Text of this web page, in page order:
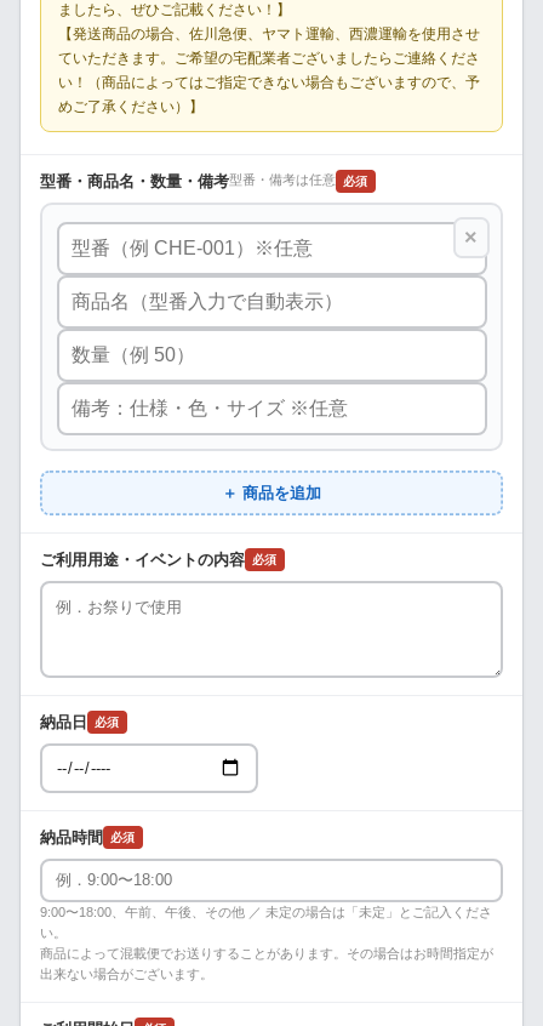
ましたら、ぜひご記載ください！】
【発送商品の場合、佐川急便、ヤマト運輸、西濃運輸を使用させ
ていただきます。ご希望の宅配業者ございましたらご連絡くださ
い！（商品によってはご指定できない場合もございますので、予
めご了承ください）】
型番・商品名・数量・備考型番・備考は任意 必須
×
＋ 商品を追加
ご利用用途・イベントの内容 必須
納品日 必須
納品時間 必須
9:00〜18:00、午前、午後、その他 ／ 未定の場合は「未定」とご記入くださ
い。
商品によって混載便でお送りすることがあります。その場合はお時間指定が
出来ない場合がございます。